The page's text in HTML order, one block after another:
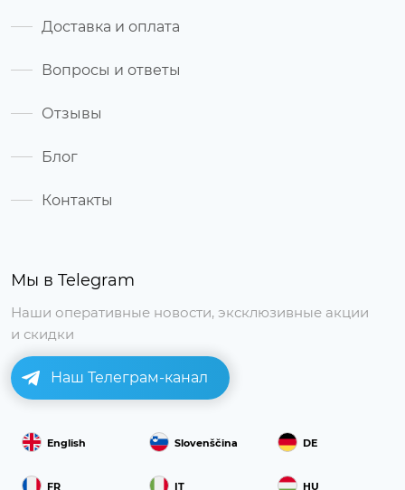
Мы в Telegram
Наши оперативные новости, эксклюзивные акции
и скидки
Наш Телеграм-канал
English Slovenščina DE
FR IT HU
Доставка и оплата
Вопросы и ответы
Отзывы
Блог
Контакты